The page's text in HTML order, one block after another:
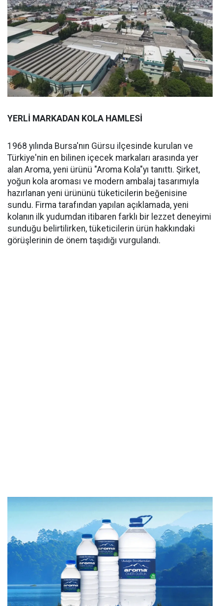
YERLİ MARKADAN KOLA HAMLESİ
1968 yılında Bursa'nın Gürsu ilçesinde kurulan ve
Türkiye'nin en bilinen içecek markaları arasında yer
alan Aroma, yeni ürünü "Aroma Kola"yı tanıttı. Şirket,
yoğun kola aroması ve modern ambalaj tasarımıyla
hazırlanan yeni ürününü tüketicilerin beğenisine
sundu. Firma tarafından yapılan açıklamada, yeni
kolanın ilk yudumdan itibaren farklı bir lezzet deneyimi
sunduğu belirtilirken, tüketicilerin ürün hakkındaki
görüşlerinin de önem taşıdığı vurgulandı.